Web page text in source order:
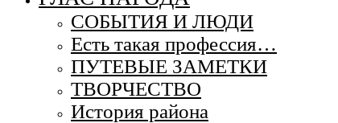
СОБЫТИЯ И ЛЮДИ
Есть такая профессия…
ПУТЕВЫЕ ЗАМЕТКИ
ТВОРЧЕСТВО
История района